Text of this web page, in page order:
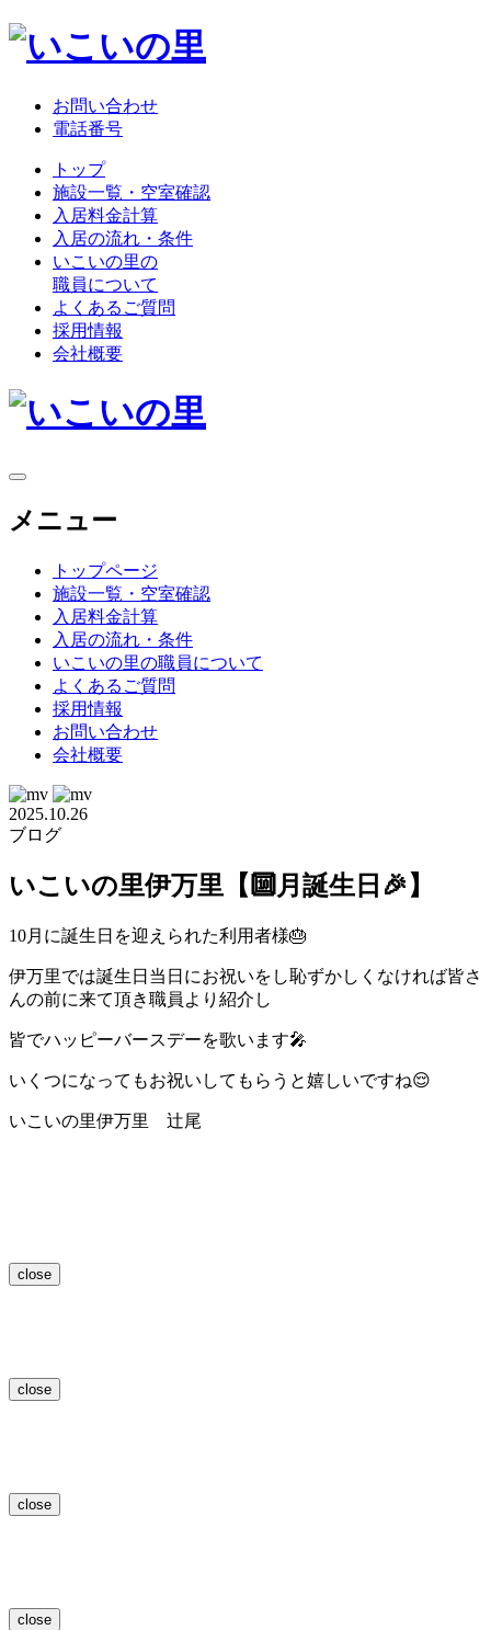
お問い合わせ
電話番号
トップ
施設一覧・空室確認
入居料金計算
入居の流れ・条件
いこいの里の
職員について
よくあるご質問
採用情報
会社概要
メニュー
トップページ
施設一覧・空室確認
入居料金計算
入居の流れ・条件
いこいの里の職員について
よくあるご質問
採用情報
お問い合わせ
会社概要
2025.10.26
ブログ
いこいの里伊万里【🔟月誕生日🎉】
10月に誕生日を迎えられた利用者様🎂
伊万里では誕生日当日にお祝いをし恥ずかしくなければ皆さ
んの前に来て頂き職員より紹介し
皆でハッピーバースデーを歌います🎤
いくつになってもお祝いしてもらうと嬉しいですね😌
いこいの里伊万里 辻尾
close
close
close
close